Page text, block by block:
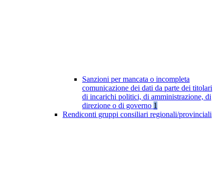
Sanzioni per mancata o incompleta
comunicazione dei dati da parte dei titolari
di incarichi politici, di amministrazione, di
direzione o di governo 1
Rendiconti gruppi consiliari regionali/provinciali